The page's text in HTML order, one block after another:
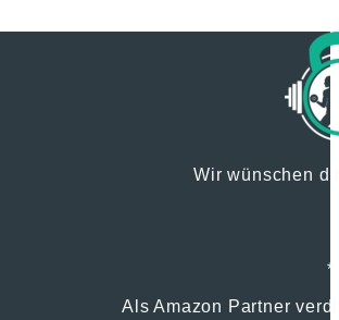
Wir wünschen
*
Als Amazon Partner